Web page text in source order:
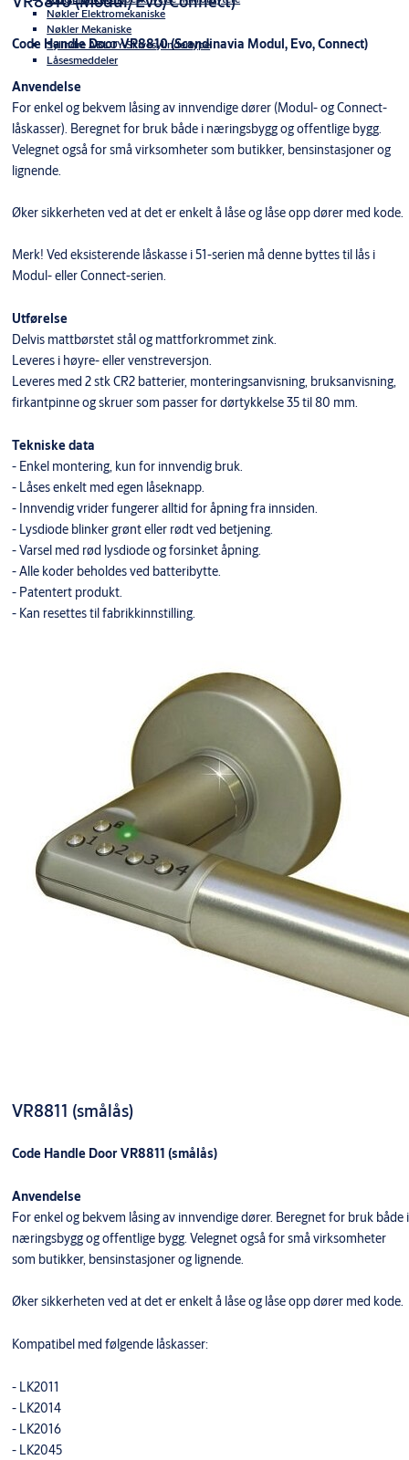
Nøkler Elektromekaniske
Nøkler Mekaniske
Sylindre ABLOY-Skivesylindertype
Låsesmeddeler
Code Handle Door VR8810 (Scandinavia Modul, Evo, Connect)
Anvendelse
For enkel og bekvem låsing av innvendige dører (Modul- og Connect-
låskasser). Beregnet for bruk både i næringsbygg og offentlige bygg.
Velegnet også for små virksomheter som butikker, bensinstasjoner og
lignende.
Øker sikkerheten ved at det er enkelt å låse og låse opp dører med kode.
Merk! Ved eksisterende låskasse i 51-serien må denne byttes til lås i
Modul- eller Connect-serien.
Utførelse
Delvis mattbørstet stål og mattforkrommet zink.
Leveres i høyre- eller venstreversjon.
Leveres med 2 stk CR2 batterier, monteringsanvisning, bruksanvisning,
firkantpinne og skruer som passer for dørtykkelse 35 til 80 mm.
Tekniske data
- Enkel montering, kun for innvendig bruk.
- Låses enkelt med egen låseknapp.
- Innvendig vrider fungerer alltid for åpning fra innsiden.
- Lysdiode blinker grønt eller rødt ved betjening.
- Varsel med rød lysdiode og forsinket åpning.
- Alle koder beholdes ved batteribytte.
- Patentert produkt.
- Kan resettes til fabrikkinnstilling.
VR8811 (smålås)
Code Handle Door VR8811 (smålås)
Anvendelse
For enkel og bekvem låsing av innvendige dører. Beregnet for bruk både i
næringsbygg og offentlige bygg. Velegnet også for små virksomheter
som butikker, bensinstasjoner og lignende.
Øker sikkerheten ved at det er enkelt å låse og låse opp dører med kode.
Kompatibel med følgende låskasser:
- LK2011
- LK2014
- LK2016
- LK2045